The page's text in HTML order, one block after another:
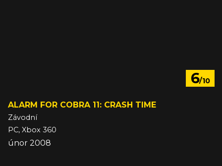
6/10
ALARM FOR COBRA 11: CRASH TIME
Závodní
PC, Xbox 360
únor 2008